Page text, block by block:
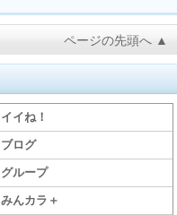
ページの先頭へ ▲
イイね！
ブログ
グループ
みんカラ＋